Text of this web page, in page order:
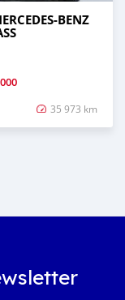
35 973 km